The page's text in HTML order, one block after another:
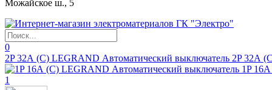
Можайское ш., 5
0
2P 32А (C) LEGRAND Автоматический выключатель 2P 32А